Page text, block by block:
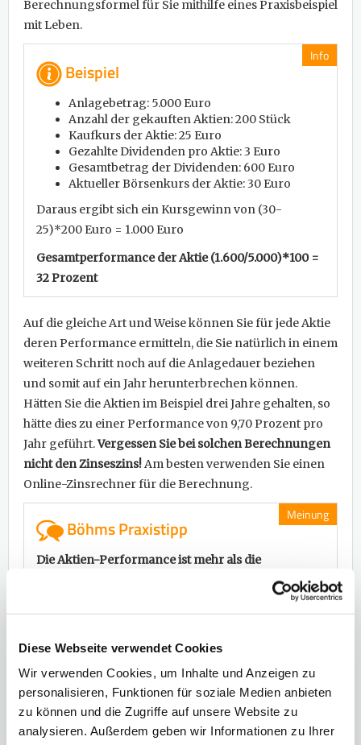
Diese Webseite verwendet Cookies
Wir verwenden Cookies, um Inhalte und Anzeigen zu
personalisieren, Funktionen für soziale Medien anbieten
zu können und die Zugriffe auf unsere Website zu
analysieren. Außerdem geben wir Informationen zu Ihrer
Berechnungsformel für Sie mithilfe eines Praxisbeispiel
mit Leben.
Info
Beispiel
Anlagebetrag: 5.000 Euro
Anzahl der gekauften Aktien: 200 Stück
Kaufkurs der Aktie: 25 Euro
Gezahlte Dividenden pro Aktie: 3 Euro
Gesamtbetrag der Dividenden: 600 Euro
Aktueller Börsenkurs der Aktie: 30 Euro
Daraus ergibt sich ein Kursgewinn von (30-
25)*200 Euro = 1.000 Euro
Gesamtperformance der Aktie (1.600/5.000)*100 =
32 Prozent
Auf die gleiche Art und Weise können Sie für jede Aktie
deren Performance ermitteln, die Sie natürlich in einem
weiteren Schritt noch auf die Anlagedauer beziehen
und somit auf ein Jahr herunterbrechen können.
Hätten Sie die Aktien im Beispiel drei Jahre gehalten, so
hätte dies zu einer Performance von 9,70 Prozent pro
Jahr geführt.Vergessen Sie bei solchen Berechnungen
nicht den Zinseszins!Am besten verwenden Sie einen
Online-Zinsrechner für die Berechnung.
Meinung
Böhms Praxistipp
Die Aktien-Performance ist mehr als die
Ein entscheidender
Bestandteil ist die Dividende. Bei vielen Aktien spielt
Performance, die reine Dividendenrendite liegt
solche Wertpapiere Dividendenaktien genannt.
Beispiele aus demDAXdafür sind:
Deutsche Telekom